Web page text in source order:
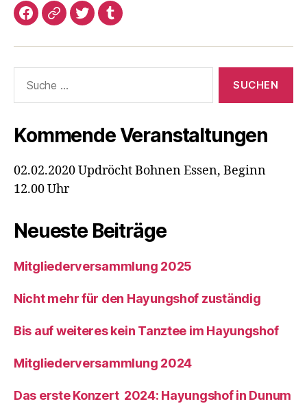
Facebook
Google+TwitterTumblr
nach:
Kommende Veranstaltungen
02.02.2020 Updröcht Bohnen Essen, Beginn
12.00 Uhr
Neueste Beiträge
Mitgliederversammlung 2025
Nicht mehr für den Hayungshof zuständig
Bis auf weiteres kein Tanztee im Hayungshof
Mitgliederversammlung 2024
Das erste Konzert 2024: Hayungshof in Dunum